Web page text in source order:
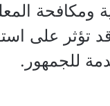
ومكافحة
تؤثر على
للجمهور.